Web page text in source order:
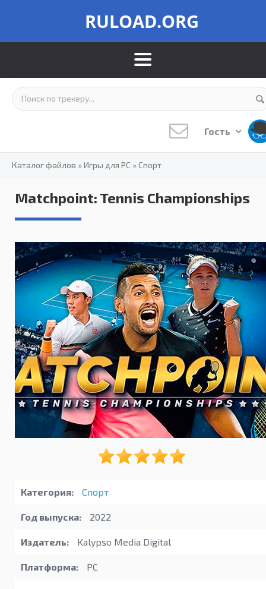
RULOAD.ORG
Гость
Каталог файлов »Игры для PC »Спорт
Matchpoint: Tennis Championships
Категория: Спорт
Год выпуска: 2022
Издатель: Kalypso Media Digital
Платформа: PC